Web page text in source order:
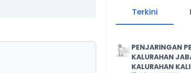
Terkini
PENJARINGAN
KALURAHAN
KALURAHAN